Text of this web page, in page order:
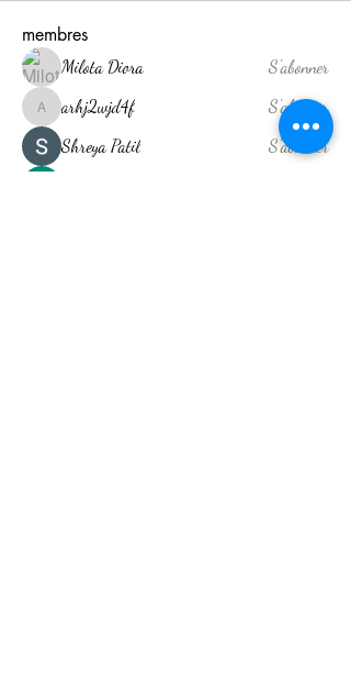
membres
Milota Diora S'abonner
arhj2wjd4f
arhj2wjd4f
S'abonner
Shreya Patil
S'abonner